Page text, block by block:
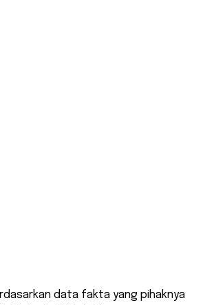
data fakta yang pihaknya